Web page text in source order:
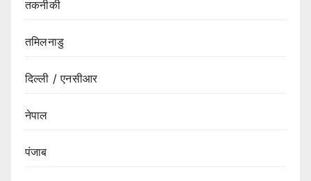
तकनीकी
तमिलनाडु
दिल्ली / एनसीआर
नेपाल
पंजाब